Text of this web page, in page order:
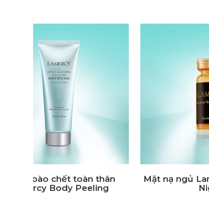
Kem dưỡng da mặt chống lão
hóa Lamercy Anti – Wrinkle